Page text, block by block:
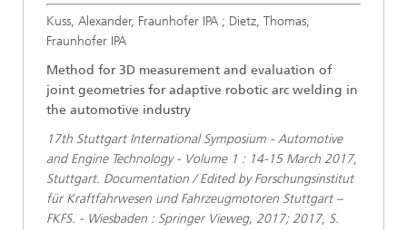
Kuss, Alexander, Fraunhofer IPA ; Dietz, Thomas,
Fraunhofer IPA
Method for 3D measurement and evaluation of
joint geometries for adaptive robotic arc welding in
the automotive industry
17th Stuttgart International Symposium - Automotive
and Engine Technology - Volume 1 : 14-15 March 2017,
Stuttgart. Documentation / Edited by Forschungsinstitut
für Kraftfahrwesen und Fahrzeugmotoren Stuttgart –
FKFS. - Wiesbaden : Springer Vieweg, 2017; 2017, S.